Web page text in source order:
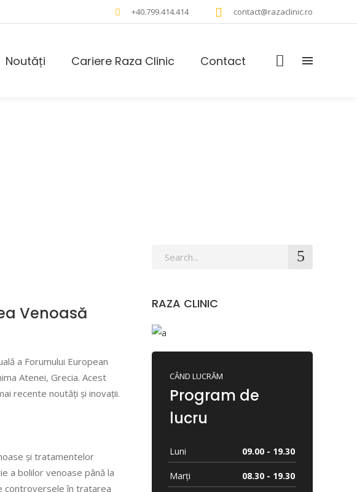
+40.799.414.414 contact@razaclinic.ro
Noutăți Cariere Raza Clinic Contact
Venoasă
a Forumului European
Atenei, Grecia. Acest
recente noutăți și inovații.
și tratamentelor
a bolilor venoase până la
controversele în tratarea
Search
RAZA CLINIC
CÂND LUCRĂM
Program de
lucru
Luni 09.00 - 19.30
Marți 08.30 - 19.30